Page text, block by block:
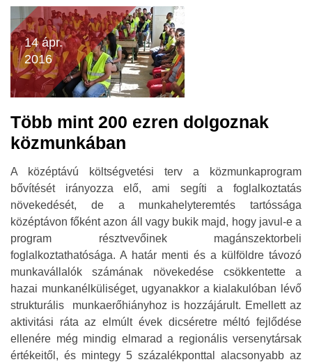
14 ápr.
2016
Több mint 200 ezren dolgoznak
közmunkában
A középtávú költségvetési terv a közmunkaprogram
bővítését irányozza elő, ami segíti a foglalkoztatás
növekedését, de a munkahelyteremtés tartóssága
középtávon főként azon áll vagy bukik majd, hogy javul-e a
program résztvevőinek magánszektorbeli
foglalkoztathatósága. A határ menti és a külföldre távozó
munkavállalók számának növekedése csökkentette a
hazai munkanélküliséget, ugyanakkor a kialakulóban lévő
strukturális munkaerőhiányhoz is hozzájárult. Emellett az
aktivitási ráta az elmúlt évek dicséretre méltó fejlődése
ellenére még mindig elmarad a regionális versenytársak
értékeitől, és mintegy 5 százalékponttal alacsonyabb az